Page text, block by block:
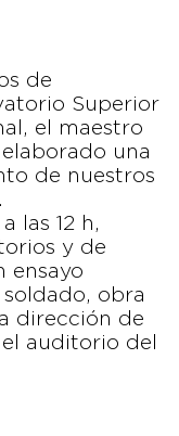
de
Superior
el maestro
una
de nuestros
las 12 h,
y de
ensayo
obra
dirección de
auditorio del